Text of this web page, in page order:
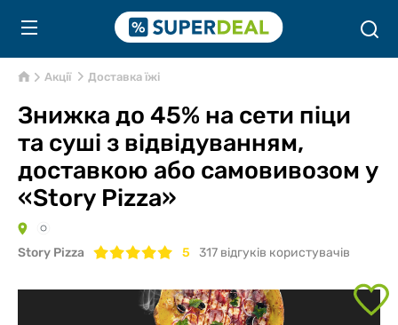
Акції Доставка їжі
Знижка до 45% на сети піци
та суші з відвідуванням,
доставкою або самовивозом у
«Story Pizza»
Story Pizza 5 317 відгуків користувачів